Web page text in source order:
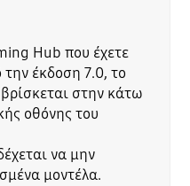
Hub που έχετε
την έκδοση 7.0, το
στην κάτω
οθόνης του
να μην
μοντέλα.